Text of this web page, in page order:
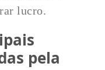
lucro.
pela